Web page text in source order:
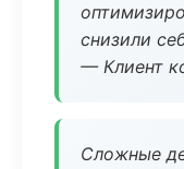
снизили
— Клиент
Сложные